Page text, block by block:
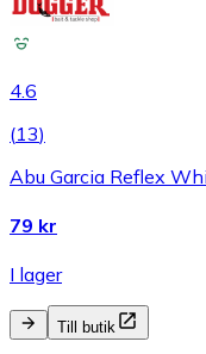
4.6
(13)
Abu Garcia Reflex
79 kr
I lager
Till butik